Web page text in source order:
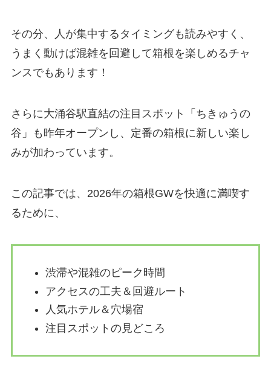
その分、人が集中するタイミングも読みやすく、
うまく動けば混雑を回避して箱根を楽しめるチャ
ンスでもあります！
さらに大涌谷駅直結の注目スポット「ちきゅうの
谷」も昨年オープンし、定番の箱根に新しい楽し
みが加わっています。
この記事では、2026年の箱根GWを快適に満喫す
るために、
渋滞や混雑のピーク時間
アクセスの工夫＆回避ルート
人気ホテル＆穴場宿
注目スポットの見どころ